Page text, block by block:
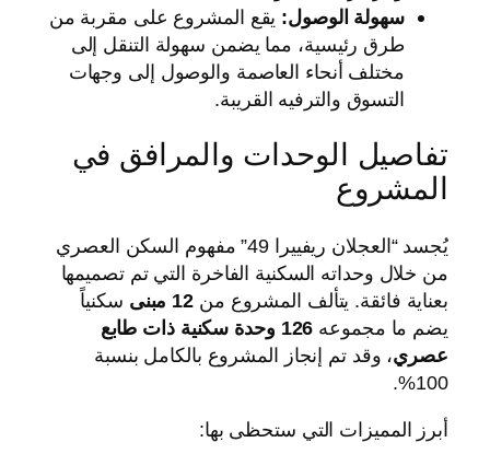
سهولة الوصول: يقع المشروع على مقربة من
طرق رئيسية، مما يضمن سهولة التنقل إلى
مختلف أنحاء العاصمة والوصول إلى وجهات
التسوق والترفيه القريبة.
تفاصيل الوحدات والمرافق في
المشروع
يُجسد “العجلان ريفييرا 49” مفهوم السكن العصري
من خلال وحداته السكنية الفاخرة التي تم تصميمها
بعناية فائقة. يتألف المشروع من 12 مبنى
سكنياً
يضم ما مجموعه
126 وحدة سكنية ذات طابع
عصري، وقد تم إنجاز المشروع بالكامل بنسبة
100%.
أبرز المميزات التي ستحظى بها: